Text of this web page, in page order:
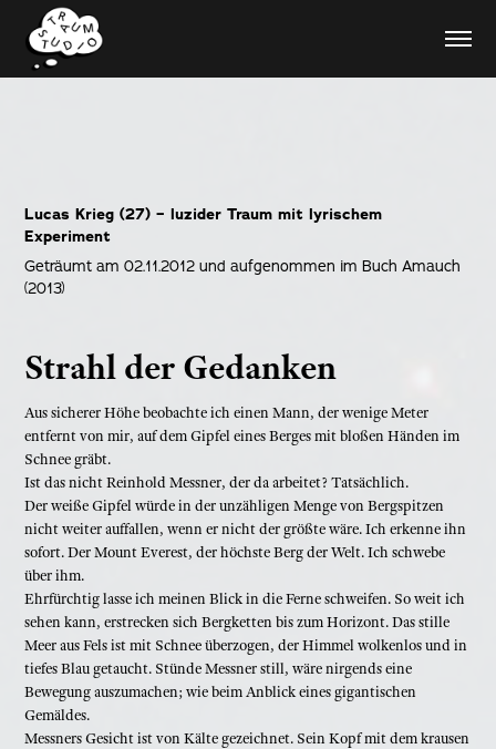
Lucas Krieg (27) – luzider Traum mit lyrischem
Experiment
Geträumt am 02.11.2012 und aufgenommen im Buch Amauch
(2013)
Strahl der Gedanken
Aus sicherer Höhe beobachte ich einen Mann, der wenige Meter
entfernt von mir, auf dem Gipfel eines Berges mit bloßen Händen im
Schnee gräbt.
Ist das nicht Reinhold Messner, der da arbeitet? Tatsächlich.
Der weiße Gipfel würde in der unzähligen Menge von Bergspitzen
nicht weiter auffallen, wenn er nicht der größte wäre. Ich erkenne ihn
sofort. Der Mount Everest, der höchste Berg der Welt. Ich schwebe
über ihm.
Ehrfürchtig lasse ich meinen Blick in die Ferne schweifen. So weit ich
sehen kann, erstrecken sich Bergketten bis zum Horizont. Das stille
Meer aus Fels ist mit Schnee überzogen, der Himmel wolkenlos und in
tiefes Blau getaucht. Stünde Messner still, wäre nirgends eine
Bewegung auszumachen; wie beim Anblick eines gigantischen
Gemäldes.
Messners Gesicht ist von Kälte gezeichnet. Sein Kopf mit dem krausen